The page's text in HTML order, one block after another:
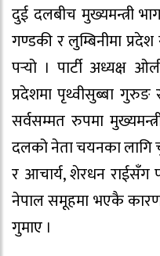
दुई दलबीच मुख्यमन्त्री
गण्डकी र लुम्बिनीमा
पर्‍यो । पार्टी अध्यक्ष
प्रदेशमा पृथ्वीसुब्बा
सर्वसम्मत रुपमा
दलको नेता चयनका लागि
र आचार्य, शेरधन राईसँग
नेपाल समूहमा भएकै
गुमाए ।